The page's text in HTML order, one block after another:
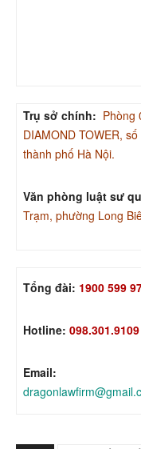
Trụ sở chính: Phòng
DIAMOND TOWER,
thành phố Hà Nội.
Văn phòng luật sư
Trạm, phường Long
Tổng đài: 1900 599
Hotline: 098.301.9109
Email: